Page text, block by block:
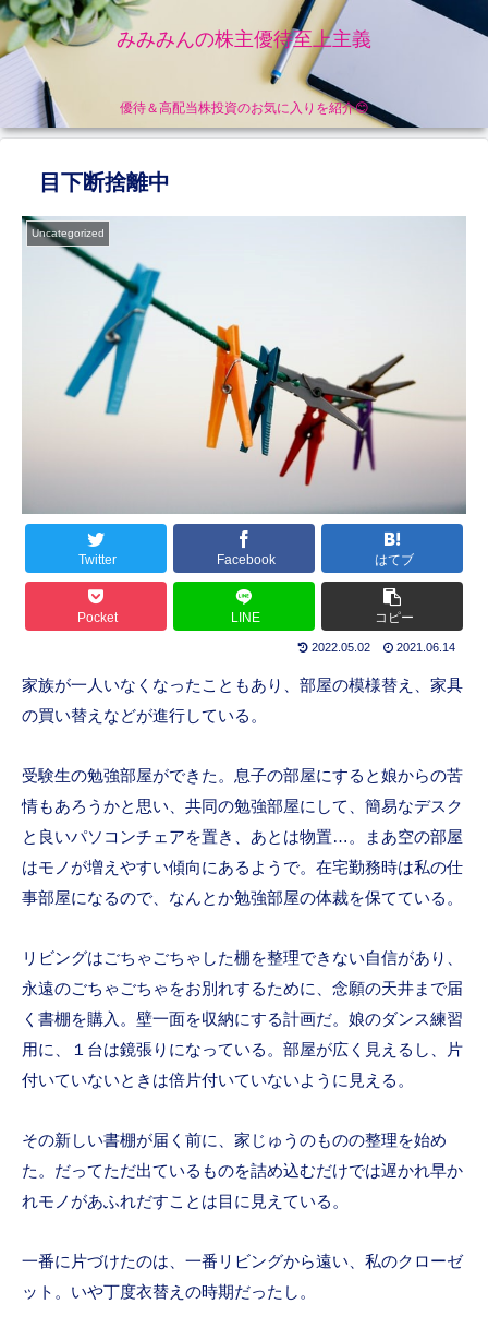
みみみんの株主優待至上主義
優待＆高配当株投資のお気に入りを紹介😊
目下断捨離中
Uncategorized
Twitter Facebook はてブ
Pocket LINE コピー
2022.05.02 2021.06.14
家族が一人いなくなったこともあり、部屋の模様替え、家具
の買い替えなどが進行している。
受験生の勉強部屋ができた。息子の部屋にすると娘からの苦
情もあろうかと思い、共同の勉強部屋にして、簡易なデスク
と良いパソコンチェアを置き、あとは物置…。まあ空の部屋
はモノが増えやすい傾向にあるようで。在宅勤務時は私の仕
事部屋になるので、なんとか勉強部屋の体裁を保てている。
リビングはごちゃごちゃした棚を整理できない自信があり、
永遠のごちゃごちゃをお別れするために、念願の天井まで届
く書棚を購入。壁一面を収納にする計画だ。娘のダンス練習
用に、１台は鏡張りになっている。部屋が広く見えるし、片
付いていないときは倍片付いていないように見える。
その新しい書棚が届く前に、家じゅうのものの整理を始め
た。だってただ出ているものを詰め込むだけでは遅かれ早か
れモノがあふれだすことは目に見えている。
一番に片づけたのは、一番リビングから遠い、私のクローゼ
ット。いや丁度衣替えの時期だったし。